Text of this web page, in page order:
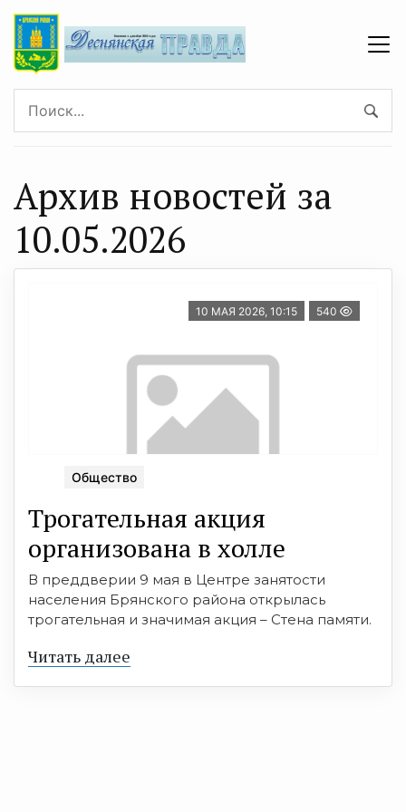
Архив новостей за
10.05.2026
10 МАЯ 2026, 10:15 540
Общество
Трогательная акция
организована в холле
В преддверии 9 мая в Центре занятости
населения Брянского района открылась
трогательная и значимая акция – Стена памяти.
Читать далее